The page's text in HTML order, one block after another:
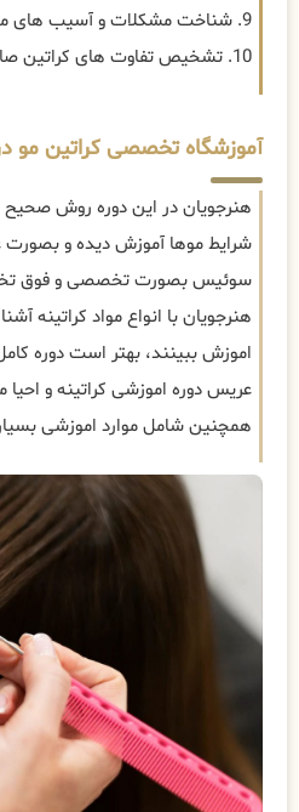
9. شناخت مشکلات و آسیب های مو و توانایی ارائه راهکار برای برطرف سازی
10. تشخیص تفاوت های کراتین صافی، کراتین احیا و بوتاکس
آموزشگاه تخصصی کراتین مو
هنرجویان در این دوره روش صحیح
شرایط موها آموزش دیده و بصورت
سوئیس بصورت تخصصی و فوق
هنرجویان با انواع مواد کراتینه
اموزش ببینند، بهتر است دوره
عریس دوره اموزشی کراتینه و احیا
همچنین شامل موارد اموزشی